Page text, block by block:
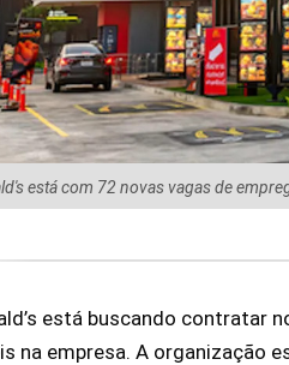
está com 72 novas vagas de
está buscando contratar
na empresa. A organização